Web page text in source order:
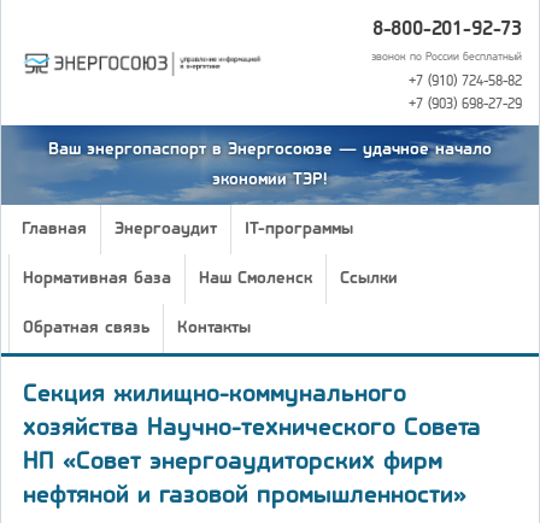
8-800-201-92-73
звонок по России бесплатный
+7 (910) 724-58-82
+7 (903) 698-27-29
Ваш энергопаспорт в Энергосоюзе — удачное начало
экономии ТЭР!
Главная Энергоаудит IT-программы
Нормативная база Наш Смоленск Ссылки
Обратная связь Контакты
Cекция жилищно-коммунального
хозяйства Научно-технического Совета
НП «Совет энергоаудиторских фирм
нефтяной и газовой промышленности»